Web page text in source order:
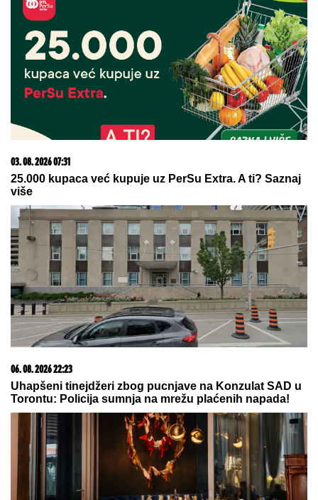
03. 08. 2026 07:31
25.000 kupaca već kupuje uz PerSu Extra. A ti? Saznaj
više
06. 08. 2026 22:23
Uhapšeni tinejdžeri zbog pucnjave na Konzulat SAD u
Torontu: Policija sumnja na mrežu plaćenih napada!